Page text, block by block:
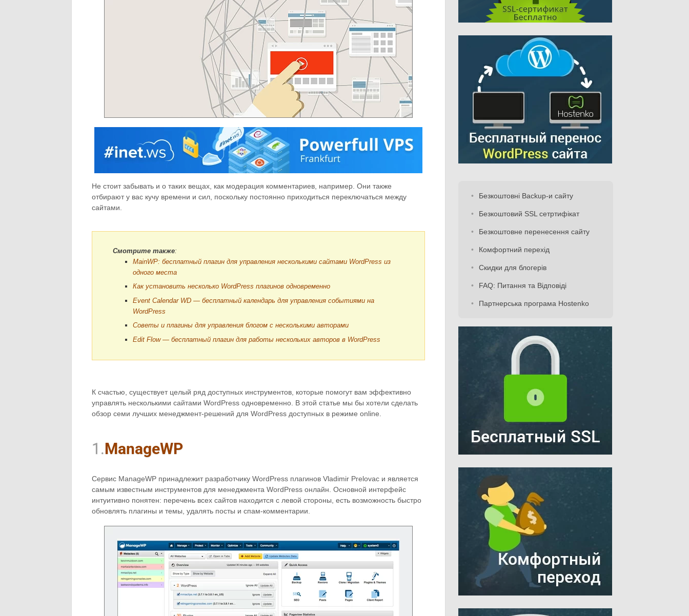
Не стоит забывать и о таких вещах, как модерация комментариев, например. Они также
отбирают у вас кучу времени и сил, поскольку постоянно приходиться переключаться между
сайтами.
Смотрите также:
MainWP: бесплатный плагин для управления несколькими сайтами WordPress из
одного места
Как установить несколько WordPress плагинов одновременно
Event Calendar WD — бесплатный календарь для управления событиями на
WordPress
Советы и плагины для управления блогом с несколькими авторами
Edit Flow — бесплатный плагин для работы нескольких авторов в WordPress
К счастью, существует целый ряд доступных инструментов, которые помогут вам эффективно
управлять несколькими сайтами WordPress одновременно. В этой статье мы бы хотели сделать
обзор семи лучших менеджмент-решений для WordPress доступных в режиме online.
1.ManageWP
Сервис ManageWP принадлежит разработчику WordPress плагинов Vladimir Prelovac и является
самым известным инструментов для менеджмента WordPress онлайн. Основной интерфейс
интуитивно понятен: перечень всех сайтов находится с левой стороны, есть возможность быстро
обновлять плагины и темы, удалять посты и спам-комментарии.
Безкоштовні Backup-и сайту
Безкоштовий SSL сетртифікат
Безкоштовне перенесення сайту
Комфортний перехід
Скидки для блогерів
FAQ: Питання та Відповіді
Партнерська програма Hostenko